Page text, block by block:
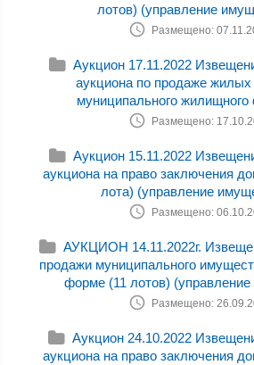
лотов) (управление
Размещено:
Аукцион 17.11.2022
аукциона по продаже
муниципального
Размещено:
Аукцион 15.11.2022
аукциона на право заключения
лота) (управление
Размещено:
АУКЦИОН 14.11.2022г.
продажи муниципального
форме (11 лотов)
Размещено:
Аукцион 24.10.2022
аукциона на право заключения